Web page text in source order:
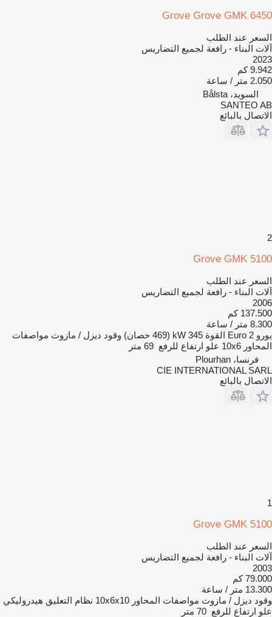
Grove Grove GMK 6450
السعر عند الطلب
آلات البناء - رافعة لجميع التضاريس
2023
9.942 كم
2.050 متر / ساعة
السويد، Bålsta
SANTEO AB
الاتصال بالبائع
2
Grove GMK 5100
السعر عند الطلب
آلات البناء - رافعة لجميع التضاريس
2006
137.500 كم
8.300 متر / ساعة
يورو Euro 2 القوة 345 kW (469 حصان) وقود ديزل / مازوت مواصفات
المحاور 10x6 علو ارتفاع للرفع 69 متر
فرنسا، Plourhan
CIE INTERNATIONAL SARL
الاتصال بالبائع
1
Grove GMK 5100
السعر عند الطلب
آلات البناء - رافعة لجميع التضاريس
2003
79.000 كم
13.300 متر / ساعة
وقود ديزل / مازوت مواصفات المحاور 10x6x10 نظام التعليق هيدروليكي
علو ارتفاع للرفع 70 متر